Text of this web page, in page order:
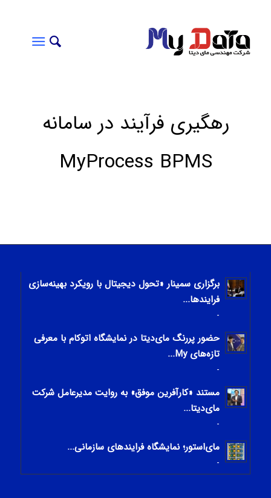
رهگیری فرآیند در سامانه
MyProcess BPMS
برگزاری سمینار «تحول دیجیتال با رویکرد بهینه‌سازی
فرایندها...
-
حضور پررنگ مای‌دیتا در نمایشگاه اتوکام با معرفی
تازه‌های My...
-
مستند «کارآفرین موفق» به روایت مدیرعامل شرکت
مای‌دیتا...
-
مای‌استور؛ نمایشگاه فرایندهای سازمانی...
-